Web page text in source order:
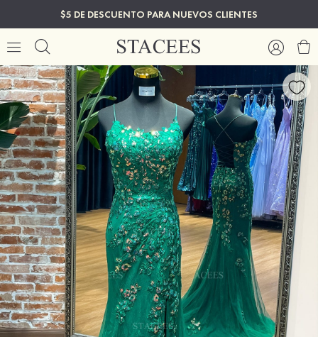
$5 DE DESCUENTO PARA NUEVOS CLIENTES